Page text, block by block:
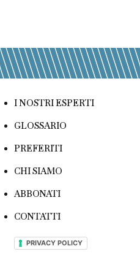
I NOSTRI ESPERTI
GLOSSARIO
PREFERITI
CHI SIAMO
ABBONATI
CONTATTI
PRIVACY POLICY